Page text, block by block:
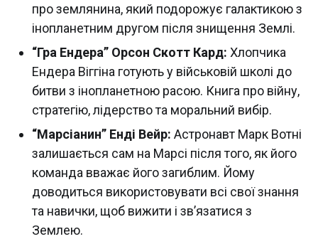
про землянина, який подорожує галактикою з
інопланетним другом після знищення Землі.
“Гра Ендера” Орсон Скотт Кард: Хлопчика
Ендера Віггіна готують у військовій школі до
битви з інопланетною расою. Книга про війну,
стратегію, лідерство та моральний вибір.
“Марсіанин” Енді Вейр: Астронавт Марк Вотні
залишається сам на Марсі після того, як його
команда вважає його загиблим. Йому
доводиться використовувати всі свої знання
та навички, щоб вижити і зв’язатися з
Землею.